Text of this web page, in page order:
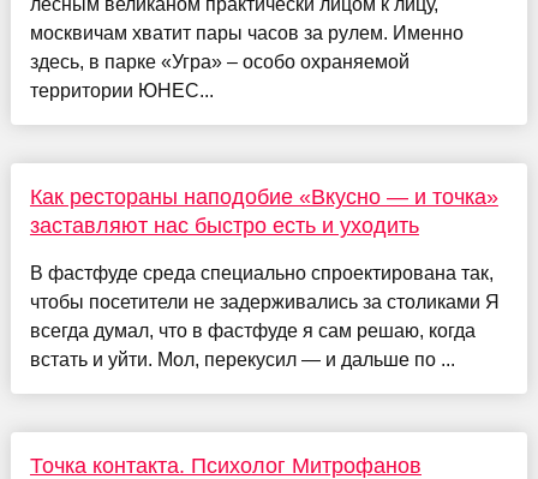
москвичам хватит пары часов за рулем. Именно
здесь, в парке «Угра» – особо охраняемой
территории ЮНЕС...
Как рестораны наподобие «Вкусно — и точка»
заставляют нас быстро есть и уходить
В фастфуде среда специально спроектирована так,
чтобы посетители не задерживались за столиками Я
всегда думал, что в фастфуде я сам решаю, когда
встать и уйти. Мол, перекусил — и дальше по ...
Точка контакта. Психолог Митрофанов